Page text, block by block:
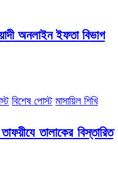
অনলাইন ইফতা বিভাগ
বিশেষ পোস্ট মাসায়িল শিখি
তালাকের বিস্তারিত